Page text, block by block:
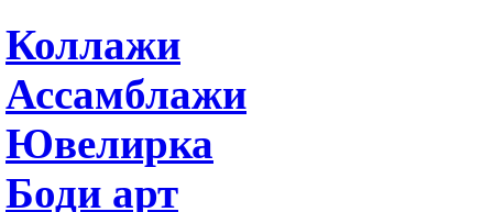
Коллажи
Ассамблажи
Ювелирка
Боди арт